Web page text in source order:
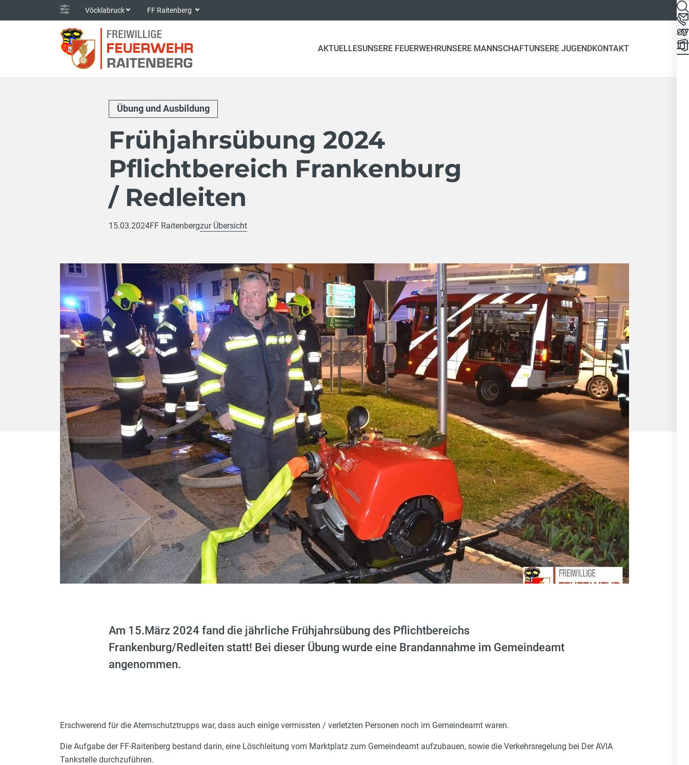
Vöcklabruck FF Raitenberg
AKTUELLESUNSERE FEUERWEHRUNSERE MANNSCHAFTUNSERE JUGENDKONTAKT
Übung und Ausbildung
Frühjahrsübung 2024
Pflichtbereich Frankenburg
/ Redleiten
15.03.2024FF Raitenbergzur Übersicht
Am 15.März 2024 fand die jährliche Frühjahrsübung des Pflichtbereichs
Frankenburg/Redleiten statt! Bei dieser Übung wurde eine Brandannahme im Gemeindeamt
angenommen.
Erschwerend für die Atemschutztrupps war, dass auch einige vermissten / verletzten Personen noch im Gemeindeamt waren.
Die Aufgabe der FF-Raitenberg bestand darin, eine Löschleitung vom Marktplatz zum Gemeindeamt aufzubauen, sowie die Verkehrsregelung bei Der AVIA
Tankstelle durchzuführen.